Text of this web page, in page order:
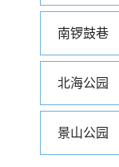
南锣鼓巷
北海公园
景山公园